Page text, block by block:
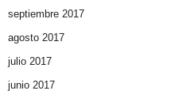
septiembre 2017
agosto 2017
julio 2017
junio 2017